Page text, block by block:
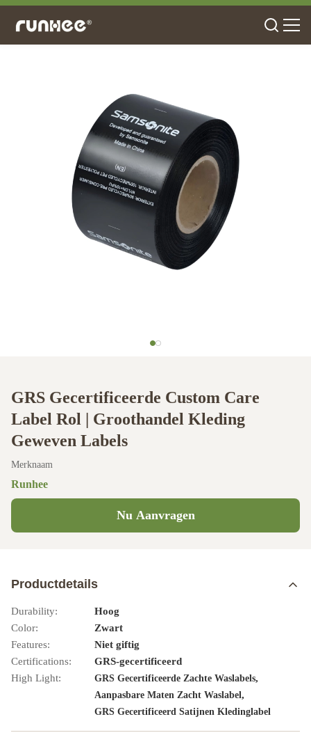
GRS Gecertificeerde Custom Care
Label Rol | Groothandel Kleding
Geweven Labels
Merknaam
Runhee
Nu Aanvragen
Productdetails
Durability:
Hoog
Color:
Zwart
Features:
Niet giftig
Certifications:
GRS-gecertificeerd
High Light:
GRS Gecertificeerde Zachte Waslabels,
Aanpasbare Maten Zacht Waslabel,
GRS Gecertificeerd Satijnen Kledinglabel